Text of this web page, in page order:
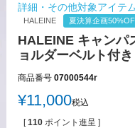
詳細・その他対象アイテ
HALEINE 夏決算企画
HALEINE キャンパ
ョルダーベルト付き
商品番号 07000544r
¥11,000税込
[ 110 ポイント進呈 ]